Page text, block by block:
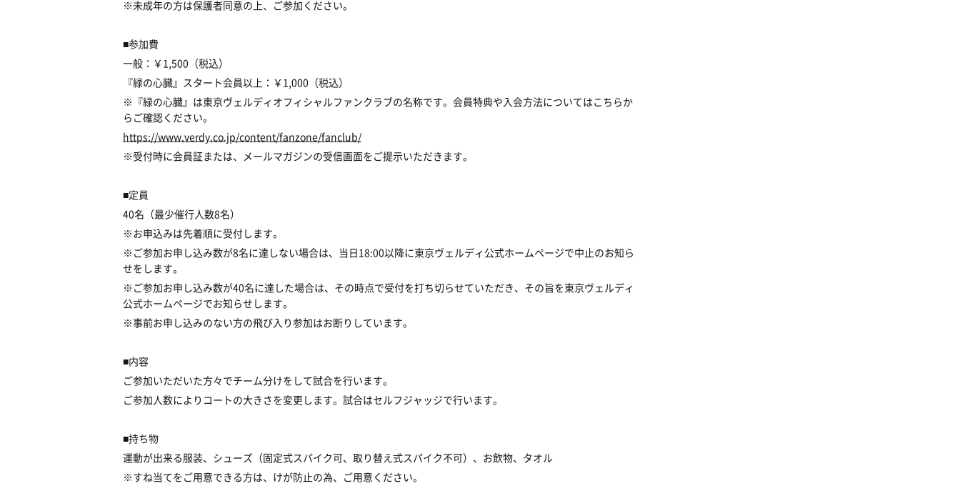
※未成年の方は保護者同意の上、ご参加ください。
■参加費
一般：￥1,500（税込）
『緑の心臓』スタート会員以上：￥1,000（税込）
※『緑の心臓』は東京ヴェルディオフィシャルファンクラブの名称です。会員特典や入会方法についてはこちらか
らご確認ください。
https://www.verdy.co.jp/content/fanzone/fanclub/
※受付時に会員証または、メールマガジンの受信画面をご提示いただきます。
■定員
40名（最少催行人数8名）
※お申込みは先着順に受付します。
※ご参加お申し込み数が8名に達しない場合は、当日18:00以降に東京ヴェルディ公式ホームページで中止のお知ら
せをします。
※ご参加お申し込み数が40名に達した場合は、その時点で受付を打ち切らせていただき、その旨を東京ヴェルディ
公式ホームページでお知らせします。
※事前お申し込みのない方の飛び入り参加はお断りしています。
■内容
ご参加いただいた方々でチーム分けをして試合を行います。
ご参加人数によりコートの大きさを変更します。試合はセルフジャッジで行います。
■持ち物
運動が出来る服装、シューズ（固定式スパイク可、取り替え式スパイク不可）、お飲物、タオル
※すね当てをご用意できる方は、けが防止の為、ご用意ください。